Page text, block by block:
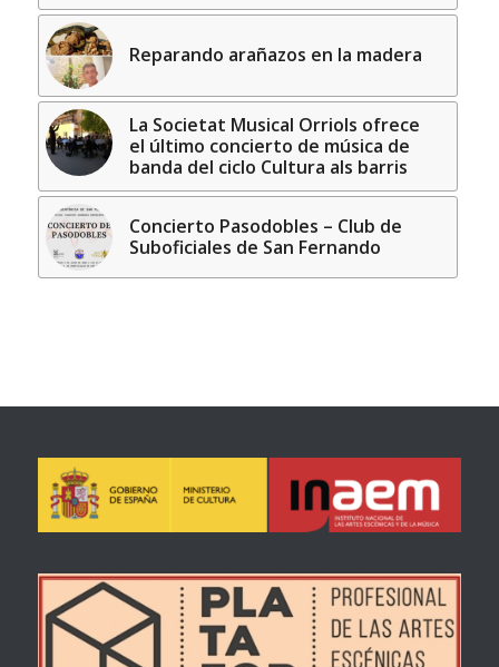
Reparando arañazos en la madera
La Societat Musical Orriols ofrece
el último concierto de música de
banda del ciclo Cultura als barris
Concierto Pasodobles – Club de
Suboficiales de San Fernando